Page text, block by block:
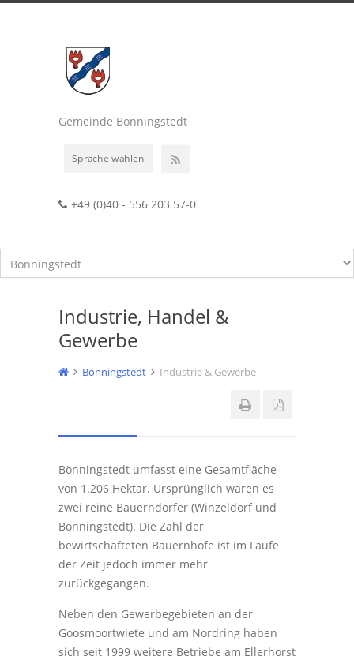
Gemeinde Bönningstedt
Sprache wählen
+49 (0)40 - 556 203 57-0
Industrie, Handel &
Gewerbe
Bönningstedt Industrie & Gewerbe
Bönningstedt umfasst eine Gesamtfläche
von 1.206 Hektar. Ursprünglich waren es
zwei reine Bauerndörfer (Winzeldorf und
Bönningstedt). Die Zahl der
bewirtschafteten Bauernhöfe ist im Laufe
der Zeit jedoch immer mehr
zurückgegangen.
Neben den Gewerbegebieten an der
Goosmoortwiete und am Nordring haben
sich seit 1999 weitere Betriebe am Ellerhorst